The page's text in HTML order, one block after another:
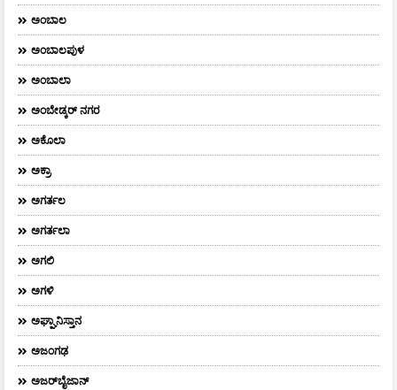
ಅಂಬಾಲ
ಅಂಬಾಲಪುಳ
ಅಂಬಾಲಾ
ಅಂಬೇಡ್ಕರ್‌ ನಗರ
ಅಕೊಲಾ
ಅಕ್ರಾ
ಅಗರ್ತಲ
ಅಗರ್ತಲಾ
ಅಗಲಿ
ಅಗಳಿ
ಅಘ್ಘಾನಿಸ್ತಾನ
ಅಜಂಗಢ
ಅಜರ್‌ಬೈಜಾನ್